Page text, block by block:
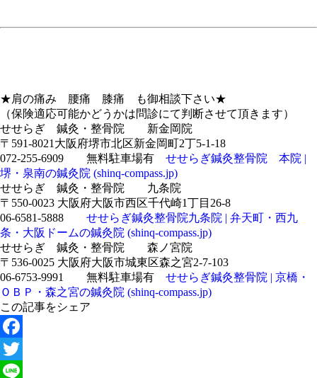
★肩の痛み 腰痛 膝痛 も御相談下さい★
（保険適応可能かどうかは問診にて判断させて頂きます）
せせらぎ 鍼灸・整骨院 新金岡院
〒591-8021大阪府堺市北区新金岡町2丁5-1-18
072-255-6909 無料駐車場有 せせらぎ鍼灸整骨院 本院 |
堺・泉南の鍼灸院 (shinq-compass.jp)
せせらぎ 鍼灸・整骨院 九条院
〒550-0023 大阪府大阪市西区千代崎1丁目26-8
06-6581-5888 せせらぎ鍼灸整骨院九条院 | 弁天町・西九
条・大阪ドームの鍼灸院 (shinq-compass.jp)
せせらぎ 鍼灸・整骨院 森ノ宮院
〒536-0025 大阪府大阪市城東区森之宮2-7-103
06-6753-9991 無料駐車場有 せせらぎ鍼灸整骨院 | 京橋・
ＯＢＰ・森之宮の鍼灸院 (shinq-compass.jp)
この記事をシェア
Facebook
Twitter